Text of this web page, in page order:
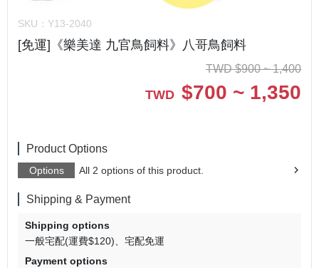
SKU： Y13-2040
[免運]《樂美達 九官鳥飼料》八哥鳥飼料
TWD $900 ~ 1,400
TWD $700 ~ 1,350
Product Options
Options All 2 options of this product.
Shipping & Payment
Shipping options
一般宅配(運費$120)
宅配免運
Payment options